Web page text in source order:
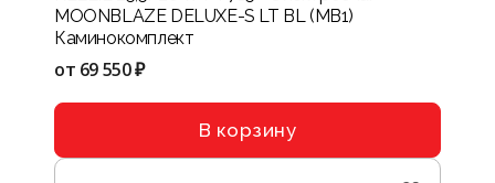
MOONBLAZE DELUXE-S LT BL (MB1)
Каминокомплект
от 69 550 ₽
В корзину